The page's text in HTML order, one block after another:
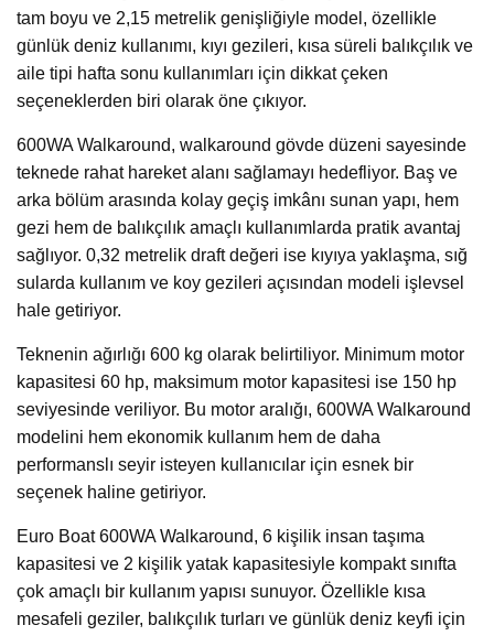
tam boyu ve 2,15 metrelik genişliğiyle model, özellikle
günlük deniz kullanımı, kıyı gezileri, kısa süreli balıkçılık ve
aile tipi hafta sonu kullanımları için dikkat çeken
seçeneklerden biri olarak öne çıkıyor.
600WA Walkaround, walkaround gövde düzeni sayesinde
teknede rahat hareket alanı sağlamayı hedefliyor. Baş ve
arka bölüm arasında kolay geçiş imkânı sunan yapı, hem
gezi hem de balıkçılık amaçlı kullanımlarda pratik avantaj
sağlıyor. 0,32 metrelik draft değeri ise kıyıya yaklaşma, sığ
sularda kullanım ve koy gezileri açısından modeli işlevsel
hale getiriyor.
Teknenin ağırlığı 600 kg olarak belirtiliyor. Minimum motor
kapasitesi 60 hp, maksimum motor kapasitesi ise 150 hp
seviyesinde veriliyor. Bu motor aralığı, 600WA Walkaround
modelini hem ekonomik kullanım hem de daha
performanslı seyir isteyen kullanıcılar için esnek bir
seçenek haline getiriyor.
Euro Boat 600WA Walkaround, 6 kişilik insan taşıma
kapasitesi ve 2 kişilik yatak kapasitesiyle kompakt sınıfta
çok amaçlı bir kullanım yapısı sunuyor. Özellikle kısa
mesafeli geziler, balıkçılık turları ve günlük deniz keyfi için